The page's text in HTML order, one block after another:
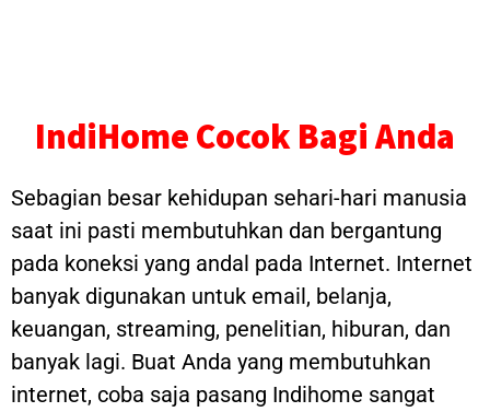
IndiHome Cocok Bagi Anda
Sebagian besar kehidupan sehari-hari manusia
saat ini pasti membutuhkan dan bergantung
pada koneksi yang andal pada Internet. Internet
banyak digunakan untuk email, belanja,
keuangan, streaming, penelitian, hiburan, dan
banyak lagi. Buat Anda yang membutuhkan
internet, coba saja pasang Indihome sangat